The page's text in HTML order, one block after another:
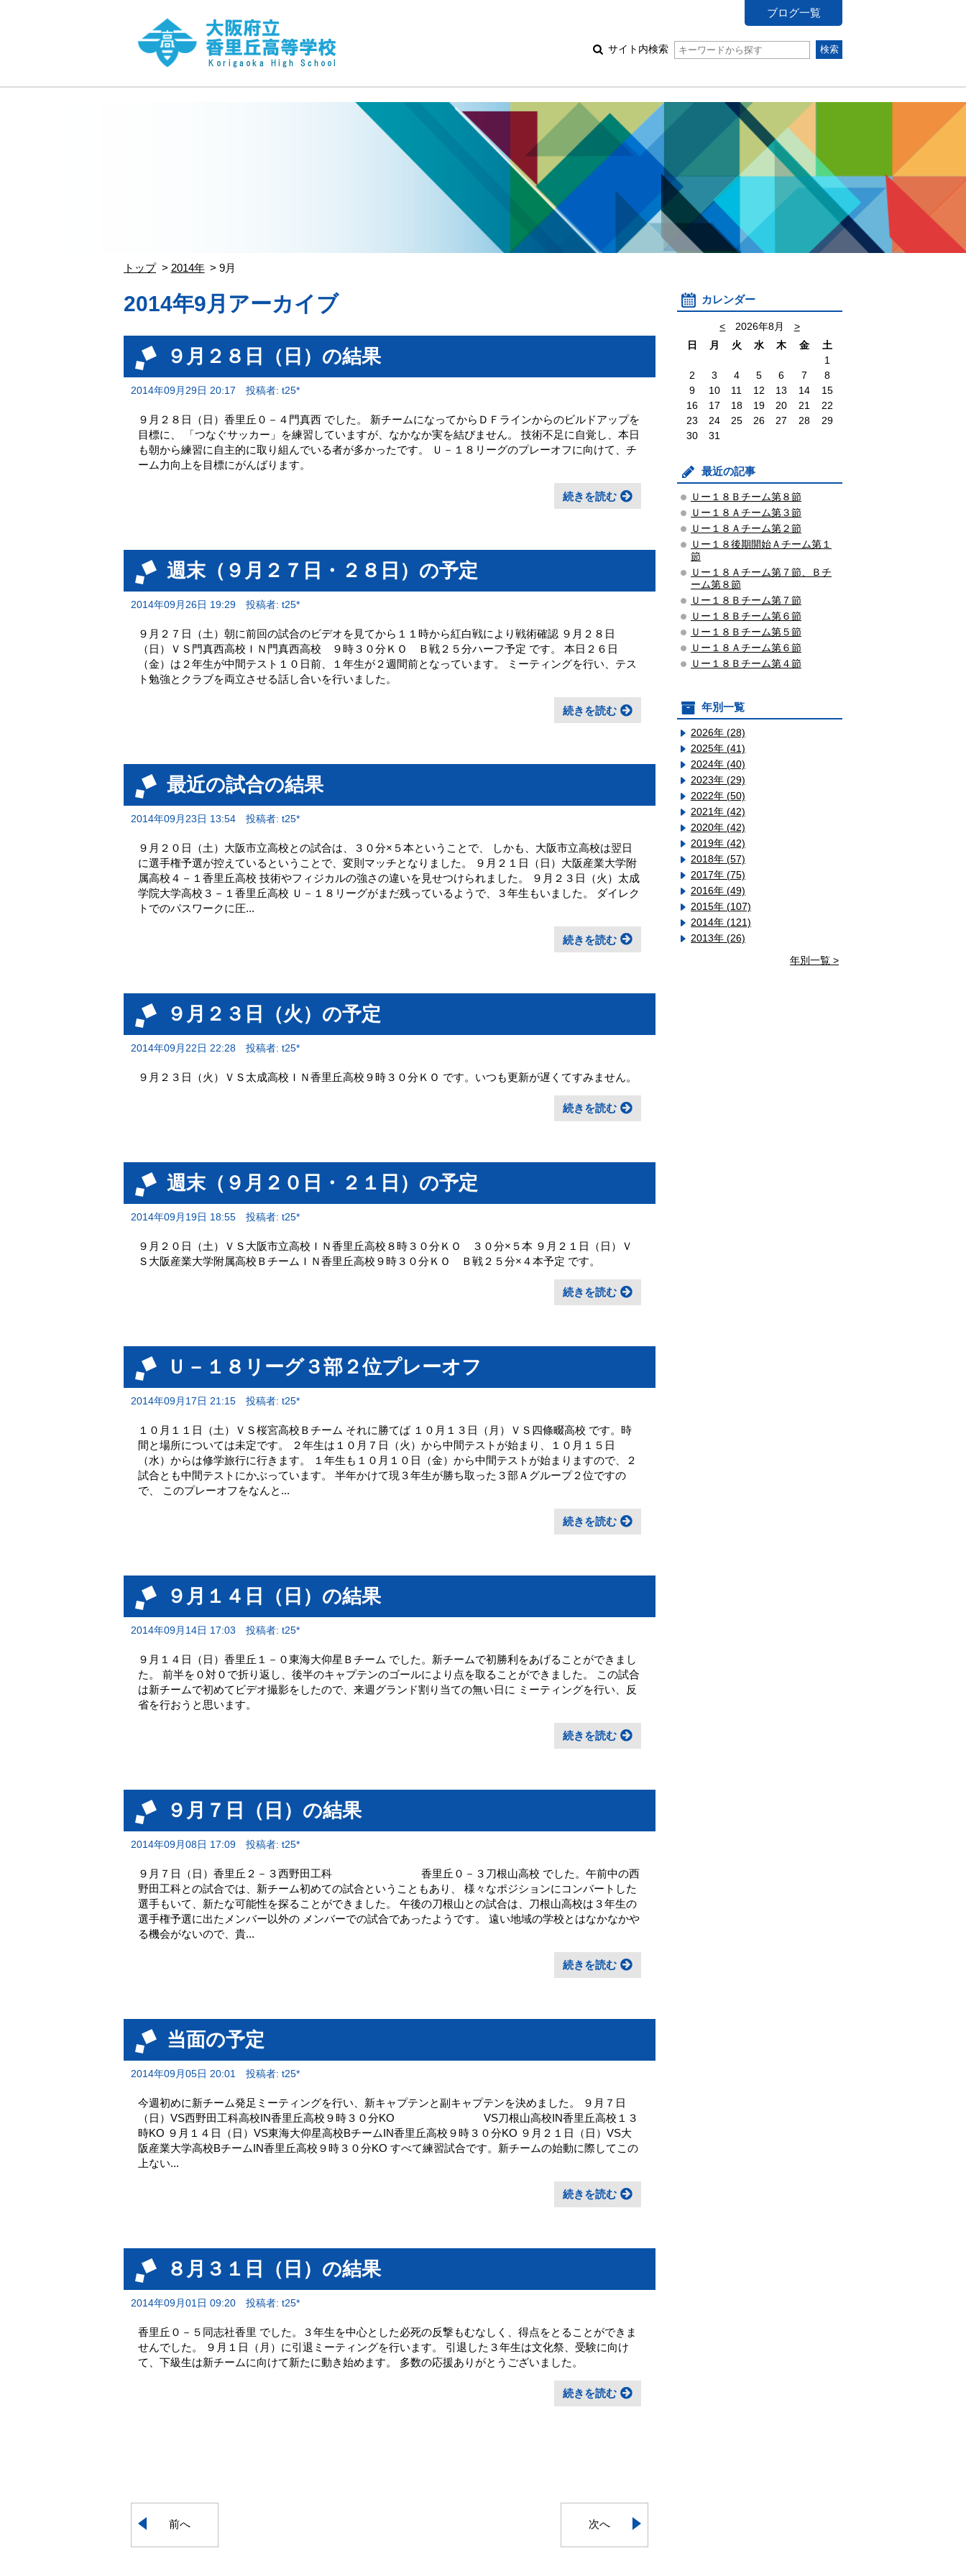
ブログ一覧
サイト内検索
トップ 2014年 9月
2014年9月アーカイブ
９月２８日（日）の結果
2014年09月29日 20:17 投稿者: t25*
９月２８日（日）香里丘０－４門真西 でした。 新チームになってからＤＦラインからのビルドアップを
目標に、 「つなぐサッカー」を練習していますが、なかなか実を結びません。 技術不足に自覚し、本日
も朝から練習に自主的に取り組んでいる者が多かったです。 Ｕ－１８リーグのプレーオフに向けて、チ
ーム力向上を目標にがんばります。
続きを読む
週末（９月２７日・２８日）の予定
2014年09月26日 19:29 投稿者: t25*
９月２７日（土）朝に前回の試合のビデオを見てから１１時から紅白戦により戦術確認 ９月２８日
（日）ＶＳ門真西高校ＩＮ門真西高校 ９時３０分ＫＯ Ｂ戦２５分ハーフ予定 です。 本日２６日
（金）は２年生が中間テスト１０日前、１年生が２週間前となっています。 ミーティングを行い、テス
ト勉強とクラブを両立させる話し合いを行いました。
続きを読む
最近の試合の結果
2014年09月23日 13:54 投稿者: t25*
９月２０日（土）大阪市立高校との試合は、３０分×５本ということで、 しかも、大阪市立高校は翌日
に選手権予選が控えているということで、変則マッチとなりました。 ９月２１日（日）大阪産業大学附
属高校４－１香里丘高校 技術やフィジカルの強さの違いを見せつけられました。 ９月２３日（火）太成
学院大学高校３－１香里丘高校 Ｕ－１８リーグがまだ残っているようで、３年生もいました。 ダイレク
トでのパスワークに圧...
続きを読む
９月２３日（火）の予定
2014年09月22日 22:28 投稿者: t25*
９月２３日（火）ＶＳ太成高校ＩＮ香里丘高校９時３０分ＫＯ です。いつも更新が遅くてすみません。
続きを読む
週末（９月２０日・２１日）の予定
2014年09月19日 18:55 投稿者: t25*
９月２０日（土）ＶＳ大阪市立高校ＩＮ香里丘高校８時３０分ＫＯ ３０分×５本 ９月２１日（日）Ｖ
Ｓ大阪産業大学附属高校ＢチームＩＮ香里丘高校９時３０分ＫＯ Ｂ戦２５分×４本予定 です。
続きを読む
Ｕ－１８リーグ３部２位プレーオフ
2014年09月17日 21:15 投稿者: t25*
１０月１１日（土）ＶＳ桜宮高校Ｂチーム それに勝てば １０月１３日（月）ＶＳ四條畷高校 です。時
間と場所については未定です。 ２年生は１０月７日（火）から中間テストが始まり、１０月１５日
（水）からは修学旅行に行きます。 １年生も１０月１０日（金）から中間テストが始まりますので、２
試合とも中間テストにかぶっています。 半年かけて現３年生が勝ち取った３部Ａグループ２位ですの
で、 このプレーオフをなんと...
続きを読む
９月１４日（日）の結果
2014年09月14日 17:03 投稿者: t25*
９月１４日（日）香里丘１－０東海大仰星Ｂチーム でした。新チームで初勝利をあげることができまし
た。 前半を０対０で折り返し、後半のキャプテンのゴールにより点を取ることができました。 この試合
は新チームで初めてビデオ撮影をしたので、来週グランド割り当ての無い日に ミーティングを行い、反
省を行おうと思います。
続きを読む
９月７日（日）の結果
2014年09月08日 17:09 投稿者: t25*
９月７日（日）香里丘２－３西野田工科 香里丘０－３刀根山高校 でした。午前中の西
野田工科との試合では、新チーム初めての試合ということもあり、 様々なポジションにコンバートした
選手もいて、新たな可能性を探ることができました。 午後の刀根山との試合は、刀根山高校は３年生の
選手権予選に出たメンバー以外の メンバーでの試合であったようです。 遠い地域の学校とはなかなかや
る機会がないので、貴...
続きを読む
当面の予定
2014年09月05日 20:01 投稿者: t25*
今週初めに新チーム発足ミーティングを行い、新キャプテンと副キャプテンを決めました。 ９月７日
（日）VS西野田工科高校IN香里丘高校９時３０分KO VS刀根山高校IN香里丘高校１３
時KO ９月１４日（日）VS東海大仰星高校BチームIN香里丘高校９時３０分KO ９月２１日（日）VS大
阪産業大学高校BチームIN香里丘高校９時３０分KO すべて練習試合です。新チームの始動に際してこの
上ない...
続きを読む
８月３１日（日）の結果
2014年09月01日 09:20 投稿者: t25*
香里丘０－５同志社香里 でした。３年生を中心とした必死の反撃もむなしく、得点をとることができま
せんでした。 ９月１日（月）に引退ミーティングを行います。 引退した３年生は文化祭、受験に向け
て、下級生は新チームに向けて新たに動き始めます。 多数の応援ありがとうございました。
続きを読む
前へ 次へ
カレンダー
< 2026年8月
>
日
月 火 水 木 金
土
1
2
3 4 5 6 7
8
9
10 11 12 13 14
15
16
17 18 19 20 21
22
23
24 25 26 27 28
29
30
31
最近の記事
Ｕー１８Ｂチーム第８節
Ｕー１８Ａチーム第３節
Ｕー１８Ａチーム第２節
Ｕー１８後期開始Ａチーム第１
節
Ｕー１８Ａチーム第７節、Ｂチ
ーム第８節
Ｕー１８Ｂチーム第７節
Ｕー１８Ｂチーム第６節
Ｕー１８Ｂチーム第５節
Ｕー１８Ａチーム第６節
Ｕー１８Ｂチーム第４節
年別一覧
2026年 (28)
2025年 (41)
2024年 (40)
2023年 (29)
2022年 (50)
2021年 (42)
2020年 (42)
2019年 (42)
2018年 (57)
2017年 (75)
2016年 (49)
2015年 (107)
2014年 (121)
2013年 (26)
年別一覧 >